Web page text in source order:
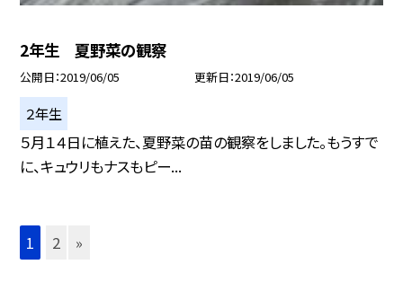
2年生 夏野菜の観察
公開日 2019/06/05 更新日 2019/06/05
２年生
５月１４日に植えた、夏野菜の苗の観察をしました。もうすで
に、キュウリもナスもピー...
1 2 »